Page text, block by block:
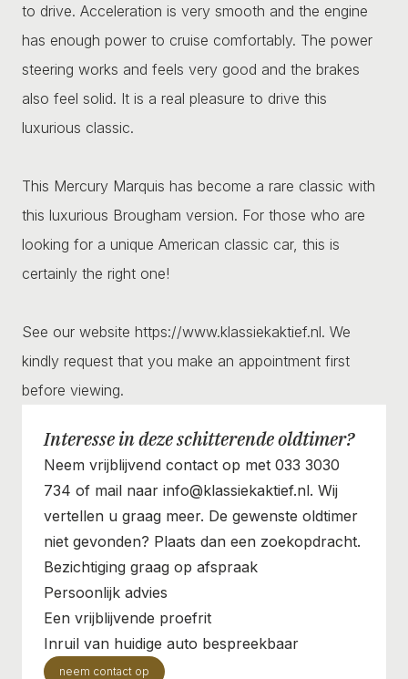
to drive. Acceleration is very smooth and the engine
has enough power to cruise comfortably. The power
steering works and feels very good and the brakes
also feel solid. It is a real pleasure to drive this
luxurious classic.
This Mercury Marquis has become a rare classic with
this luxurious Brougham version. For those who are
looking for a unique American classic car, this is
certainly the right one!
See our website https://www.klassiekaktief.nl. We
kindly request that you make an appointment first
before viewing.
Interesse in deze schitterende oldtimer?
Neem vrijblijvend contact op met 033 3030
734 of mail naar info@klassiekaktief.nl. Wij
vertellen u graag meer. De gewenste oldtimer
niet gevonden? Plaats dan een zoekopdracht.
Bezichtiging graag op afspraak
Persoonlijk advies
Een vrijblijvende proefrit
Inruil van huidige auto bespreekbaar
neem contact op